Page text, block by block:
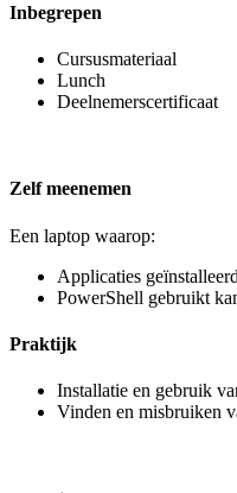
Inbegrepen
Cursusmateriaal
Lunch
Deelnemerscertificaat
Zelf meenemen
Een laptop waarop:
Applicaties
PowerShell gebruikt
Praktijk
Installatie en gebruik
Vinden en misbruiken